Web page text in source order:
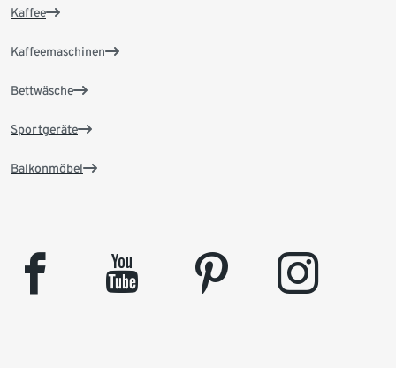
Kaffee
Kaffeemaschinen
Bettwäsche
Sportgeräte
Balkonmöbel
facebook youtube pinterest instagram